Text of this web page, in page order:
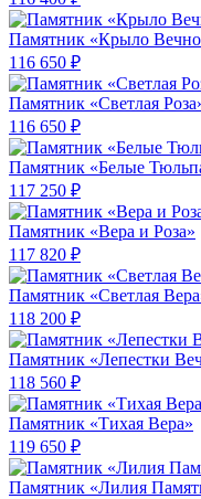
Памятник «Крыло
116 650 ₽
Памятник «Светлая
116 650 ₽
Памятник «Белые
117 250 ₽
Памятник «Вера и Роза»
117 820 ₽
Памятник «Светлая
118 200 ₽
Памятник «Лепестки
118 560 ₽
Памятник «Тихая Вера»
119 650 ₽
Памятник «Лилия